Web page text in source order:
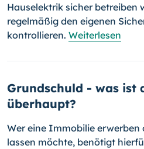
Hauselektrik sicher betreiben
regelmäßig den eige­nen
kontrollieren. Weiterlesen
Grundschuld - was ist
überhaupt?
Wer eine Immobilie erwerben
lassen möchte, benötigt